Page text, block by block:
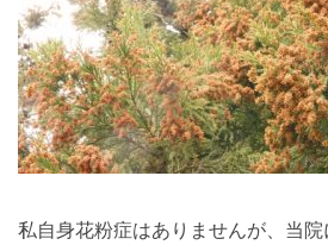
私自身花粉症はありませんが、当